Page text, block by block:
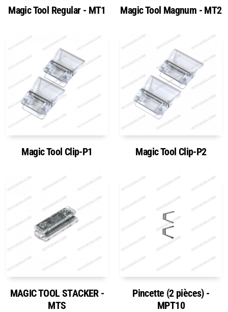
Magic Tool Regular - MT1 Magic Tool Magnum - MT2
Magic Tool Clip-P1 Magic Tool Clip-P2
MAGIC TOOL STACKER -
MTS
Pincette (2 pièces) -
MPT10